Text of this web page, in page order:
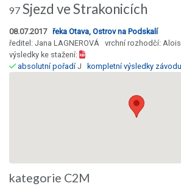
97 Sjezd ve Strakonicích
08.07.2017 řeka Otava, Ostrov na Podskalí
ředitel: Jana LAGNEROVÁ vrchní rozhodčí:
výsledky ke stažení:
absolutní pořadíJ kompletní výsledky závodu
kategorie C2M